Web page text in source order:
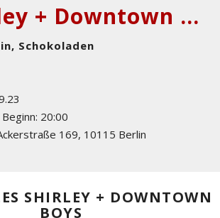
Les Shirley + Downtown Boys
Schokoladen
20:00
169, 10115 Berlin
SHIRLEY + DOWNTOWN
BOYS